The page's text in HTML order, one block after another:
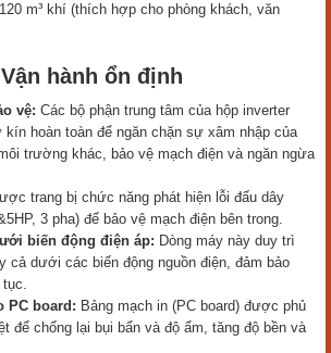
m³ khí (thích hợp cho phòng khách, văn
hành ổn định
vệ: Các bộ phận trung tâm của hộp inverter
hoàn toàn để ngăn chặn sự xâm nhập của
trường khác, bảo vệ mạch điện và ngăn ngừa
trang bị chức năng phát hiện lỗi đấu dây
3 pha) để bảo vệ mạch điện bên trong.
biến động điện áp: Dòng máy này duy trì
cả dưới các biến động nguồn điện, đảm bảo
tục.
PC board: Bảng mạch in (PC board) được phủ
để chống lại bụi bẩn và độ ẩm, tăng độ bền và